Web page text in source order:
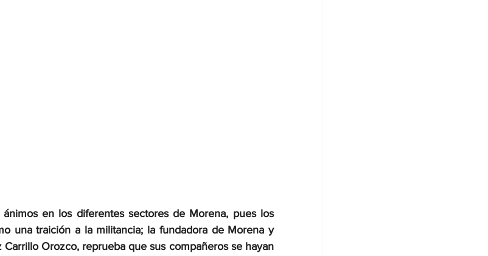
en los diferentes sectores de Morena, pues los
una traición a la militancia; la fundadora de Morena y
Orozco, reprueba que sus compañeros se hayan